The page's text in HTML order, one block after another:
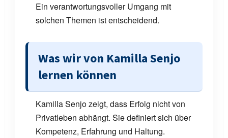
Ein verantwortungsvoller Umgang mit
solchen Themen ist entscheidend.
Was wir von Kamilla Senjo
lernen können
Kamilla Senjo zeigt, dass Erfolg nicht von
Privatleben abhängt. Sie definiert sich über
Kompetenz, Erfahrung und Haltung.